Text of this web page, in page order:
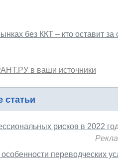
без ККТ – кто оставит за
в ваши источники
статьи
рисков в 2022 году
переводческих